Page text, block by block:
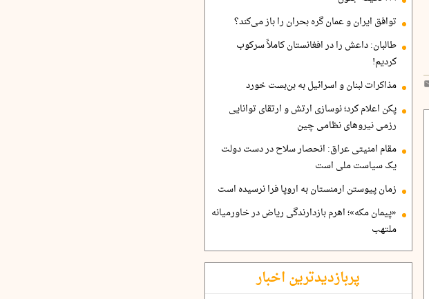
توافق ایران و عمان گره بحران را باز می‌کند؟
طالبان: داعش را در افغانستان کاملاً سرکوب
کردیم!
مذاکرات لبنان و اسرائیل به بن‌بست خورد
پکن اعلام کرد؛ نوسازی ارتش و ارتقای توانایی
رزمی نیروهای نظامی چین
مقام امنیتی عراق: انحصار سلاح در دست دولت
یک سیاست ملی است
زمان پیوستن ارمنستان به اروپا فرا نرسیده است
«پیمان مکه»؛ اهرم بازدارندگی ریاض در خاورمیانه
ملتهب
پربازدیدترین اخبار